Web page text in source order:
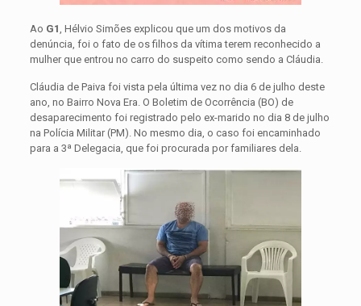
Ao G1 , Hélvio Simões explicou que um dos motivos da
denúncia, foi o fato de os filhos da vítima terem reconhecido a
mulher que entrou no carro do suspeito como sendo a Cláudia.
Cláudia de Paiva foi vista pela última vez no dia 6 de julho deste
ano, no Bairro Nova Era. O Boletim de Ocorrência (BO) de
desaparecimento foi registrado pelo ex-marido no dia 8 de julho
na Polícia Militar (PM). No mesmo dia, o caso foi encaminhado
para a 3ª Delegacia, que foi procurada por familiares dela.